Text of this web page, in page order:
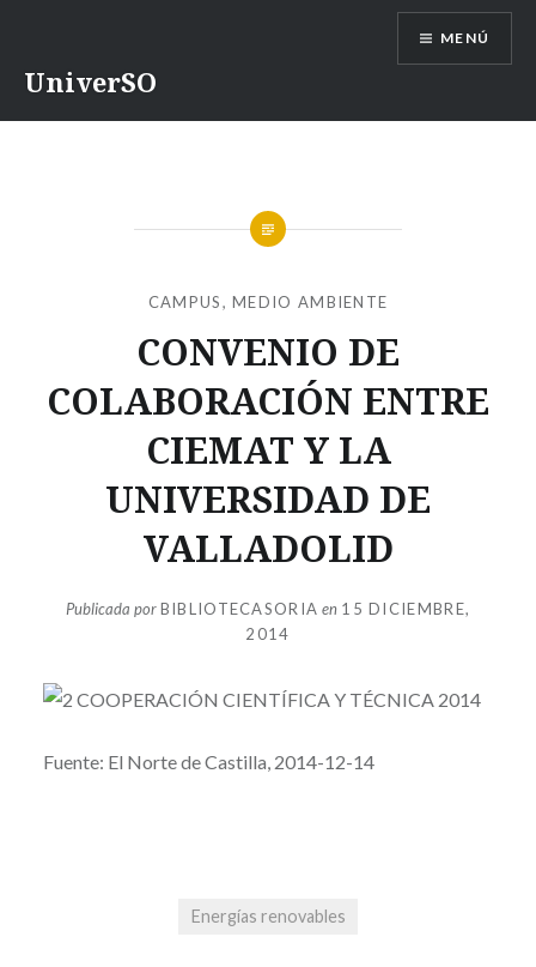
UniverSO
MENÚ
CAMPUS,MEDIO AMBIENTE
CONVENIO DE
COLABORACIÓN ENTRE
CIEMAT Y LA
UNIVERSIDAD DE
VALLADOLID
Publicada porBIBLIOTECASORIA en 15 DICIEMBRE,
2014
Fuente: El Norte de Castilla, 2014-12-14
Energías renovables